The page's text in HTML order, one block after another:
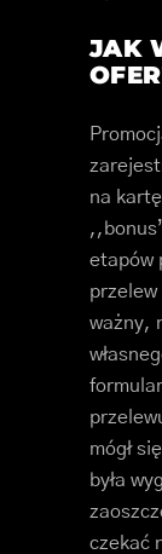
JAK
na
etapów
przelew
ważny,
mógł
była
czekać